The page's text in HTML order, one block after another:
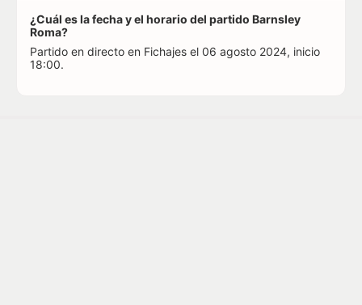
¿Cuál es la fecha y el horario del partido Barnsley
Roma?
Partido en directo en Fichajes el 06 agosto 2024, inicio
18:00.